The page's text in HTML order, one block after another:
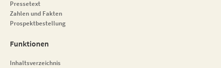
Pressetext
Zahlen und Fakten
Prospektbestellung
Funktionen
Inhaltsverzeichnis